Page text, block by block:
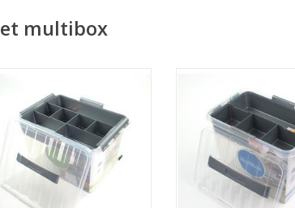
multibox
40x30x26cm
AAN WINKELWAGEN
30x20x22cm
TOEVOEGEN AAN